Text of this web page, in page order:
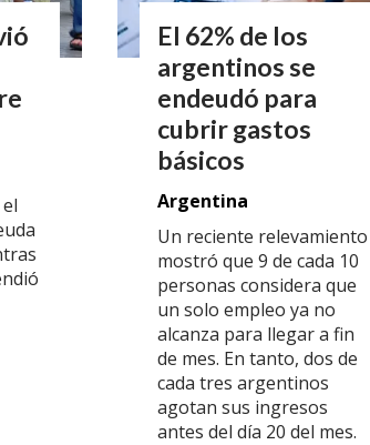
El 62% de los
argentinos se
endeudó para
cubrir gastos
básicos
Argentina
Un reciente relevamiento
mostró que 9 de cada 10
personas considera que
un solo empleo ya no
alcanza para llegar a fin
de mes. En tanto, dos de
cada tres argentinos
agotan sus ingresos
antes del día 20 del mes.